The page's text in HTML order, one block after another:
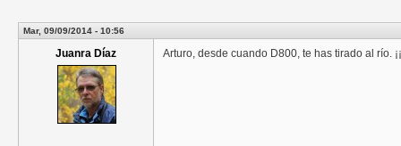
Mar, 09/09/2014 - 10:56
Juanra Díaz Arturo, desde cuando D800, te has tirado al río.